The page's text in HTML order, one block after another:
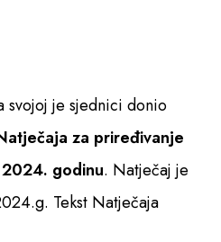
svojoj je sjednici donio
za priređivanje
godinu. Natječaj je
Tekst Natječaja